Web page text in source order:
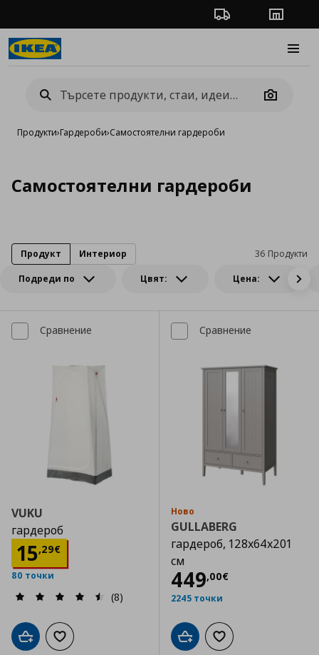
Проследяване на
Camera
Продукти›Гардероби›Самостоятелни гардероби
Самостоятелни гардероби
Подреди по Цвят: Цена:
36 Продукти
Продукт Интериор
Сравнение
VUKU
гардероб
15,29€
Цена
80 точки
(8)
Добави в кошницата
Добави към списъка с любими
Сравнение
Ново
GULLABERG
гардероб, 128x64x201
см
449,00€
Цена449,00 €
2245 точки
Добави в кошницата
Добави към